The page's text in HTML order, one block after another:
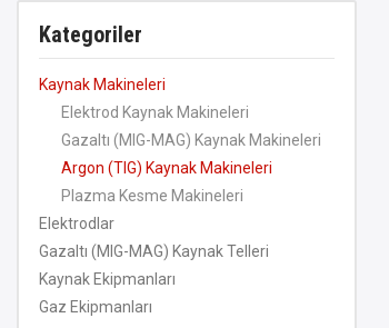
Kategoriler
Kaynak Makineleri
Elektrod Kaynak Makineleri
Gazaltı (MIG-MAG) Kaynak Makineleri
Argon (TIG) Kaynak Makineleri
Plazma Kesme Makineleri
Elektrodlar
Gazaltı (MIG-MAG) Kaynak Telleri
Kaynak Ekipmanları
Gaz Ekipmanları